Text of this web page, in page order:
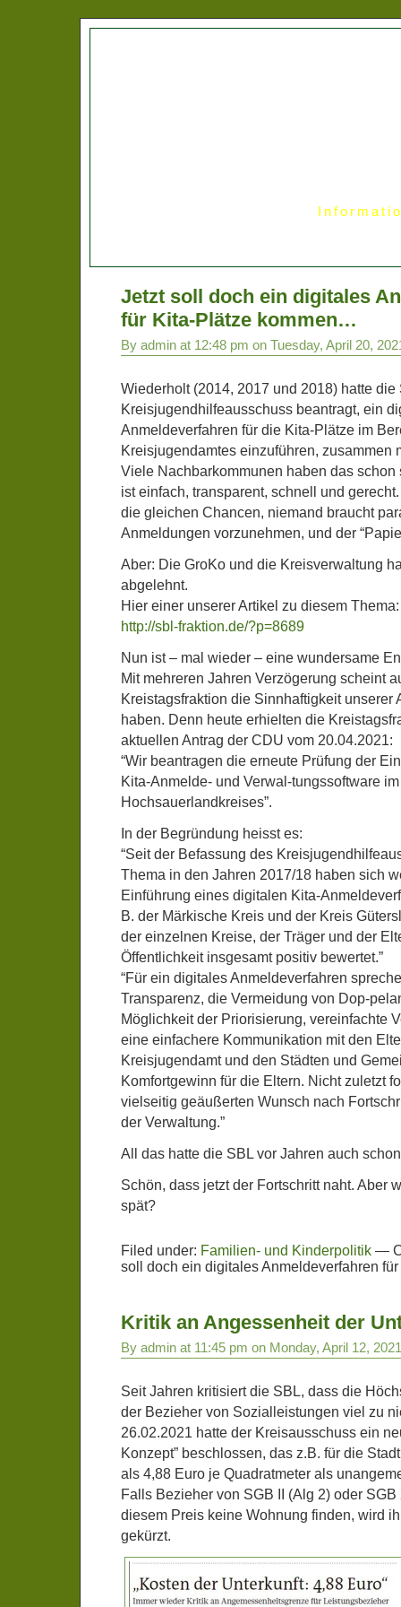
Jetzt soll doch ein digitales
für Kita-Plätze kommen…
By admin at 12:48 pm on Tuesday, April 20,
Wiederholt (2014, 2017 und 2018) hatte
Kreisjugendhilfeausschuss beantragt, ein
Anmeldeverfahren für die Kita-Plätze im
Kreisjugendamtes einzuführen, zusammen
Viele Nachbarkommunen haben das schon
ist einfach, transparent, schnell und
die gleichen Chancen, niemand braucht
Anmeldungen vorzunehmen, und der
Aber: Die GroKo und die Kreisverwaltung
abgelehnt.
Hier einer unserer Artikel zu diesem Thema:
http://sbl-fraktion.de/?p=8689
Nun ist – mal wieder – eine wundersame
Mit mehreren Jahren Verzögerung scheint
Kreistagsfraktion die Sinnhaftigkeit unserer
haben. Denn heute erhielten die
aktuellen Antrag der CDU vom 20.04.2021:
“Wir beantragen die erneute Prüfung der
Kita-Anmelde- und Verwal-tungssoftware
Hochsauerlandkreises”.
In der Begründung heisst es:
“Seit der Befassung des
Thema in den Jahren 2017/18 haben sich
Einführung eines digitalen Kita-
B. der Märkische Kreis und der Kreis
der einzelnen Kreise, der Träger und der
Öffentlichkeit insgesamt positiv bewertet.”
“Für ein digitales Anmeldeverfahren
Transparenz, die Vermeidung von Dop-
Möglichkeit der Priorisierung, vereinfachte
eine einfachere Kommunikation mit den
Kreisjugendamt und den Städten und
Komfortgewinn für die Eltern. Nicht zuletzt
vielseitig geäußerten Wunsch nach
der Verwaltung.”
All das hatte die SBL vor Jahren auch
Schön, dass jetzt der Fortschritt naht. Aber
spät?
Filed under: Familien- und Kinderpolitik —
soll doch ein digitales Anmeldeverfahren
Kritik an Angessenheit der
By admin at 11:45 pm on Monday, April 12, 2021
Seit Jahren kritisiert die SBL, dass die
der Bezieher von Sozialleistungen viel zu
26.02.2021 hatte der Kreisausschuss ein
Konzept” beschlossen, das z.B. für die
als 4,88 Euro je Quadratmeter als
Falls Bezieher von SGB II (Alg 2) oder
diesem Preis keine Wohnung finden, wird
gekürzt.